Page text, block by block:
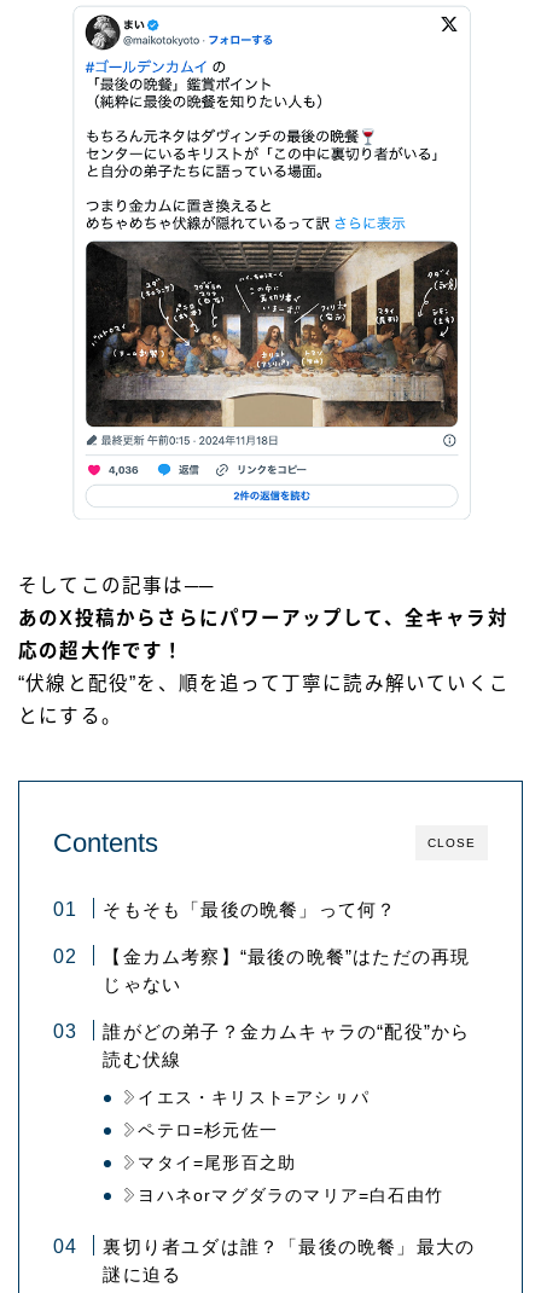
そしてこの記事は──
あのX投稿からさらにパワーアップして、全キャラ対
応の超大作です！
“伏線と配役”を、順を追って丁寧に読み解いていくこ
とにする。
CLOSE
Contents
そもそも「最後の晩餐」って何？
【金カム考察】“最後の晩餐”はただの再現
じゃない
誰がどの弟子？金カムキャラの“配役”から
読む伏線
イエス・キリスト=アシㇼパ
ペテロ=杉元佐一
マタイ=尾形百之助
ヨハネorマグダラのマリア=白石由竹
裏切り者ユダは誰？「最後の晩餐」最大の
謎に迫る